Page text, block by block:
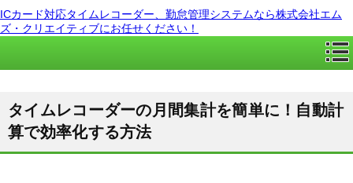
ICカード対応タイムレコーダー、勤怠管理システムなら株式会社エム
ズ・クリエイティブにお任せください！
タイムレコーダーの月間集計を簡単に！自動計
算で効率化する方法